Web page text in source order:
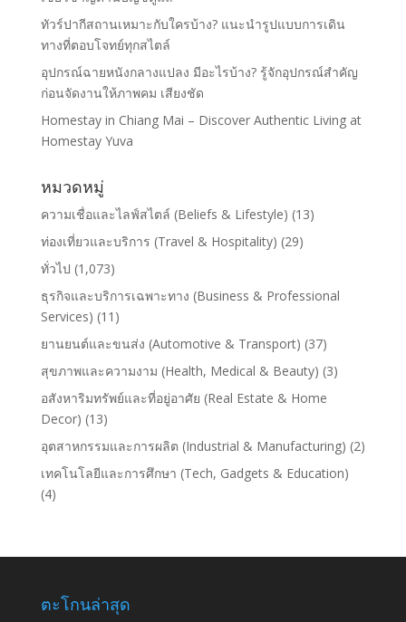
ทัวร์ปากีสถานเหมาะกับใครบ้าง? แนะนำรูปแบบการเดิน
ทางที่ตอบโจทย์ทุกสไตล์
อุปกรณ์ฉายหนังกลางแปลง มีอะไรบ้าง? รู้จักอุปกรณ์สำคัญ
ก่อนจัดงานให้ภาพคม เสียงชัด
Homestay in Chiang Mai – Discover Authentic Living at
Homestay Yuva
หมวดหมู่
ความเชื่อและไลฟ์สไตล์ (Beliefs & Lifestyle) (13)
ท่องเที่ยวและบริการ (Travel & Hospitality) (29)
ทั่วไป (1,073)
ธุรกิจและบริการเฉพาะทาง (Business & Professional
Services) (11)
ยานยนต์และขนส่ง (Automotive & Transport) (37)
สุขภาพและความงาม (Health, Medical & Beauty) (3)
อสังหาริมทรัพย์และที่อยู่อาศัย (Real Estate & Home
Decor) (13)
อุตสาหกรรมและการผลิต (Industrial & Manufacturing) (2)
เทคโนโลยีและการศึกษา (Tech, Gadgets & Education)
(4)
ตะโกนล่าสุด